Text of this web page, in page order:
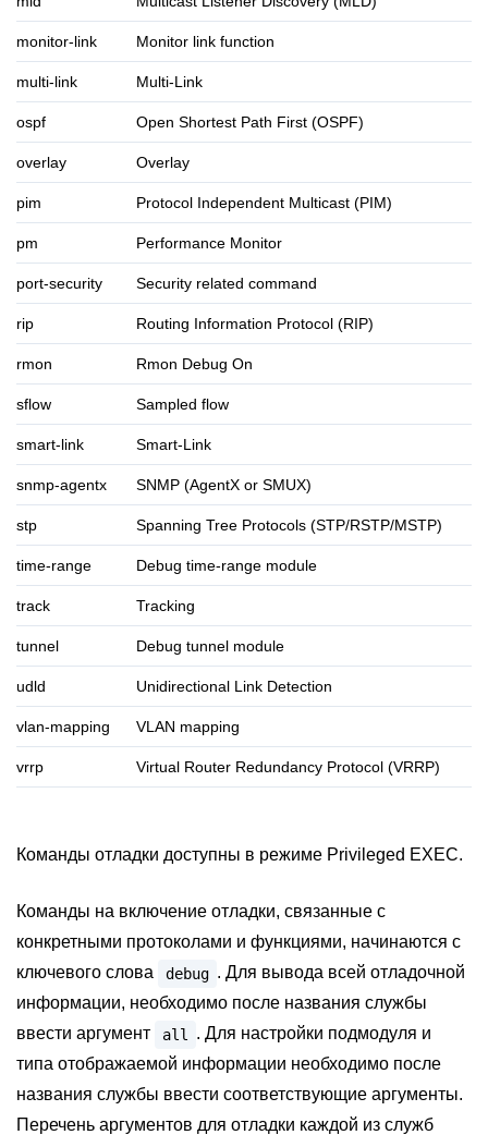
monitor-link Monitor link function
multi-link Multi-Link
ospf Open Shortest Path First (OSPF)
overlay Overlay
pim Protocol Independent Multicast (PIM)
pm Performance Monitor
port-security Security related command
rip Routing Information Protocol (RIP)
rmon Rmon Debug On
sflow Sampled flow
smart-link Smart-Link
snmp-agentx SNMP (AgentX or SMUX)
stp Spanning Tree Protocols (STP/RSTP/MSTP)
time-range Debug time-range module
track Tracking
tunnel Debug tunnel module
udld Unidirectional Link Detection
vlan-mapping VLAN mapping
vrrp Virtual Router Redundancy Protocol (VRRP)
Команды отладки доступны в режиме Privileged EXEC.
Команды на включение отладки, связанные с
конкретными протоколами и функциями, начинаются с
ключевого слова
debug . Для вывода всей отладочной
информации, необходимо после названия службы
ввести аргумент
all
. Для настройки подмодуля и
типа отображаемой информации необходимо после
названия службы ввести соответствующие аргументы.
Перечень аргументов для отладки каждой из служб